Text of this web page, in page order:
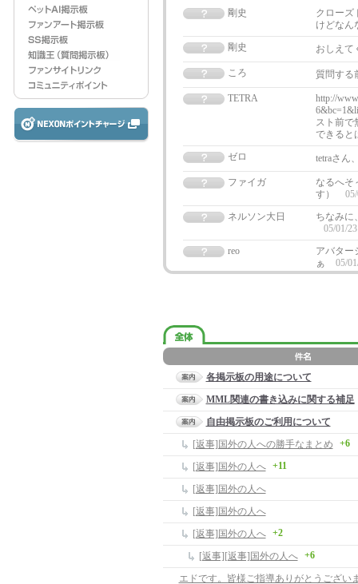
剛史
クロー
けどなん
剛史
おしえて
ころ 質問する
TETRA
http://
スト前で
できると
ゼロ
tetraさん
ファイガ
なるへそ
す）
ネルソン大日
ちなみに
05/01/
reo
アバター
ぁ
05/
各掲示板の用途について
MML関連の書き込みに関する補足
自由掲示板のご利用について
[返事]国外の人への勝手なまとめ
+6
[返事]国外の人へ +11
[返事]国外の人へ
[返事]国外の人へ
[返事]国外の人へ
+2
[返事][返事]国外の人へ +6